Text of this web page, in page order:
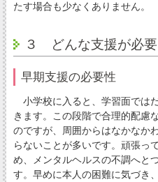
たす場合も少なくありません。
３ どんな支援が必要
早期支援の必要性
小学校に入ると、学習面では
きます。この段階で合理的配慮
のですが、周囲からはなかなか
らないことが多いです。頑張っ
め、メンタルヘルスの不調へと
す。早めに本人の困難に気づき